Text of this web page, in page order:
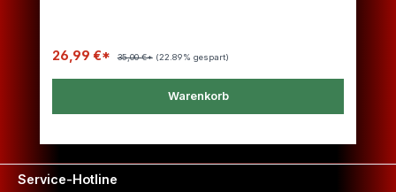
26,99 €* 35,00 €* (22.89% gespart)
Warenkorb
Service-Hotline